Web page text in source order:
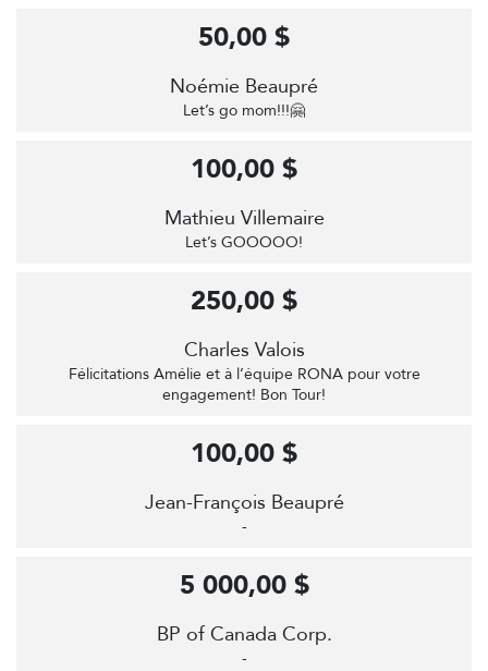
Noémie Beaupré
Let’s go mom!!!🤗
50,00 $
Mathieu Villemaire
Let’s GOOOOO!
100,00 $
Charles Valois
Félicitations Amélie et à l’équipe RONA pour votre
engagement! Bon Tour!
250,00 $
Jean-François Beaupré
-
100,00 $
BP of Canada Corp.
-
5 000,00 $